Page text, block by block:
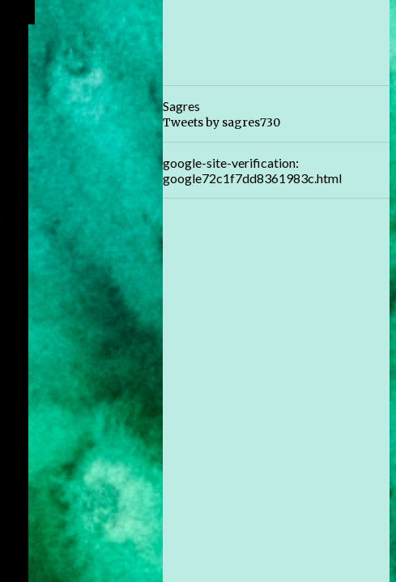
Sagres
Tweets by sagres730
google-site-verification:
google72c1f7dd8361983c.html